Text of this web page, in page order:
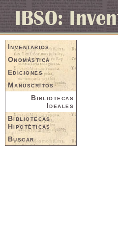
Inventarios
Onomástica
Ediciones
Manuscritos
Bibliotecas
Ideales
Bibliotecas
Hipotéticas
Buscar